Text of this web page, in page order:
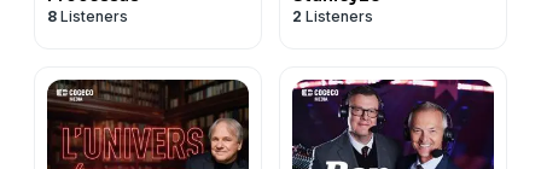
8 Listeners 2 Listeners